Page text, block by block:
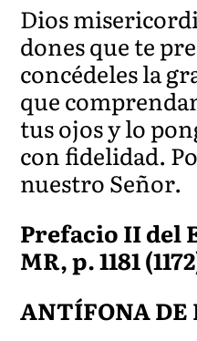
Dios
dones que te
concédeles la
que
tus ojos y lo
con fidelidad.
nuestro Señor.
Prefacio II del
MR, p. 1181
ANTÍFONA DE